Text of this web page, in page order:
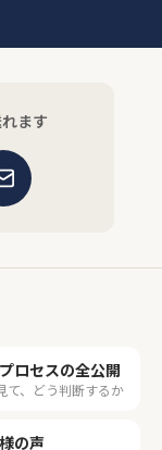
ます
ロセスの全公開
て、どう判断するか
の声